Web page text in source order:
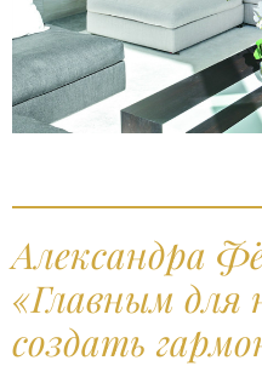
Александра
«Главным для
создать